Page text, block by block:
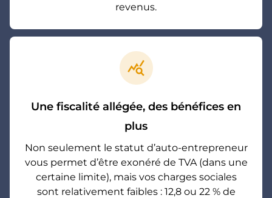
revenus.
query_stats
Une fiscalité allégée, des bénéfices en
plus
Non seulement le statut d’auto-entrepreneur
vous permet d’être exonéré de TVA (dans une
certaine limite), mais vos charges sociales
sont relativement faibles : 12,8 ou 22 % de